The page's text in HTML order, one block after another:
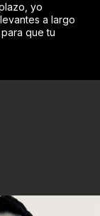
yo
a largo
que tu